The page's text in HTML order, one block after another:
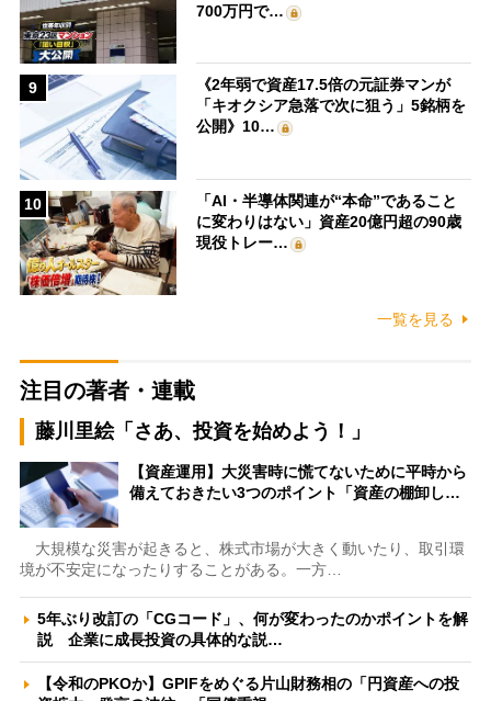
700万円で…
9
《2年弱で資産17.5倍の元証券マンが
「キオクシア急落で次に狙う」5銘柄を
公開》10…
10
「AI・半導体関連が“本命”であること
に変わりはない」資産20億円超の90歳
現役トレー…
一覧を見る
注目の著者・連載
藤川里絵「さあ、投資を始めよう！」
【資産運用】大災害時に慌てないために平時から
備えておきたい3つのポイント「資産の棚卸し…
大規模な災害が起きると、株式市場が大きく動いたり、取引環
境が不安定になったりすることがある。一方…
5年ぶり改訂の「CGコード」、何が変わったのかポイントを解
説 企業に成長投資の具体的な説…
【令和のPKOか】GPIFをめぐる片山財務相の「円資産への投